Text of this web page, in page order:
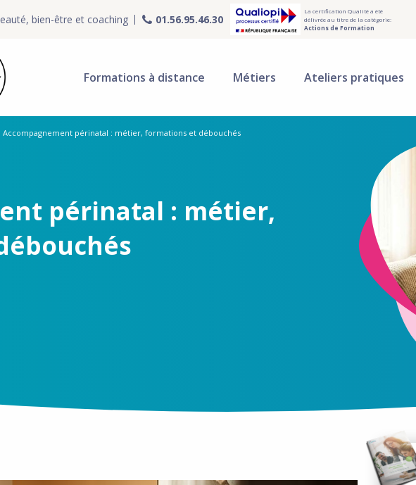
bien-être et coaching 01.56.95.46.30
La certification Qualité a été
délivrée au titre de la catégorie:
Actions de Formation
Formations à distance Métiers Ateliers pratiques
Accompagnement périnatal : métier, formations et débouchés
périnatal : métier,